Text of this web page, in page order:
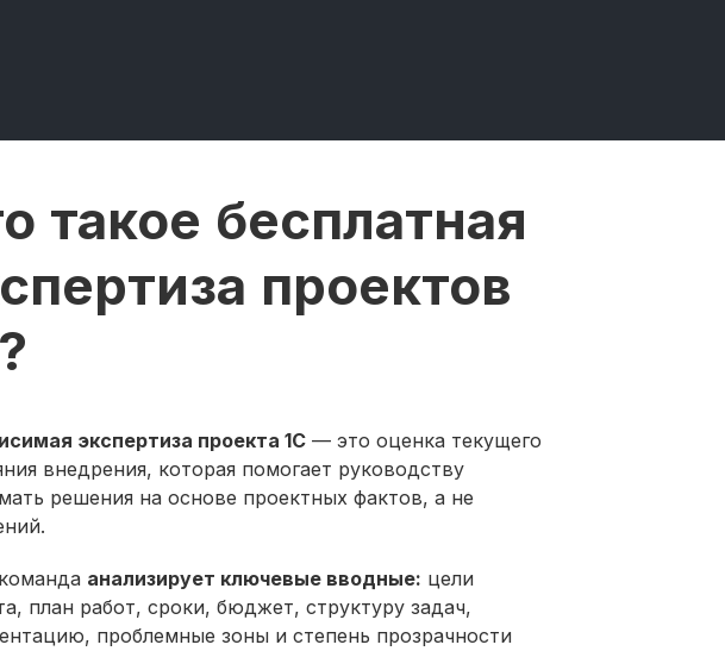
такое бесплатная
проектов
экспертиза проекта 1С — это оценка текущего
внедрения, которая помогает руководству
решения на основе проектных фактов, а не
анализирует ключевые вводные: цели
план работ, сроки, бюджет, структуру задач,
проблемные зоны и степень прозрачности